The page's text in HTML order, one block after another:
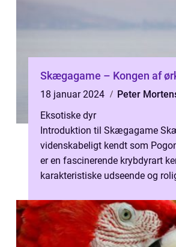
Skægagame – Kongen af
18 januar 2024
Peter
Eksotiske dyr
Introduktion til Skægagame
videnskabeligt kendt som
er en fascinerende krybdyrart
karakteristiske udseende og